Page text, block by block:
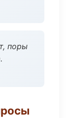
поры